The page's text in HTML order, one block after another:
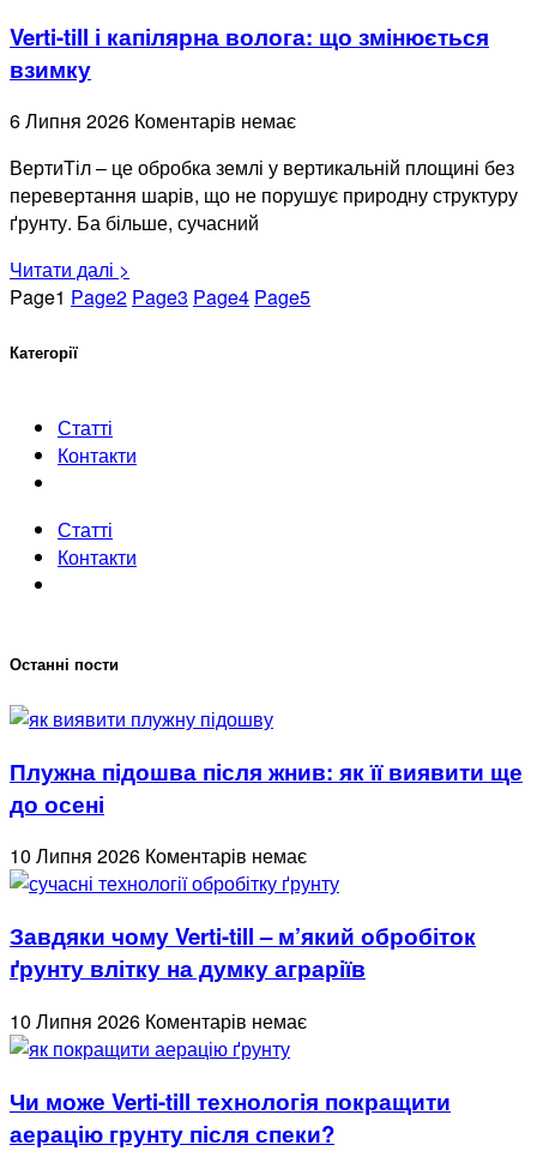
Verti-till і капілярна волога: що змінюється
взимку
6 Липня 2026 Коментарів немає
ВертиТіл – це обробка землі у вертикальній площині без
перевертання шарів, що не порушує природну структуру
ґрунту. Ба більше, сучасний
Читати далі >
Page1 Page2 Page3 Page4 Page5
Категорії
Статті
Контакти
Статті
Контакти
Останні пости
Плужна підошва після жнив: як її виявити ще
до осені
10 Липня 2026 Коментарів немає
Завдяки чому Verti-till – м’який обробіток
ґрунту влітку на думку аграріїв
10 Липня 2026 Коментарів немає
Чи може Verti-till технологія покращити
аерацію грунту після спеки?